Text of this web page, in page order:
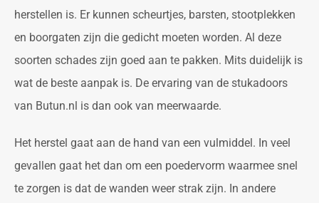
herstellen is. Er kunnen scheurtjes, barsten, stootplekken
en boorgaten zijn die gedicht moeten worden. Al deze
soorten schades zijn goed aan te pakken. Mits duidelijk is
wat de beste aanpak is. De ervaring van de stukadoors
van Butun.nl is dan ook van meerwaarde.
Het herstel gaat aan de hand van een vulmiddel. In veel
gevallen gaat het dan om een poedervorm waarmee snel
te zorgen is dat de wanden weer strak zijn. In andere